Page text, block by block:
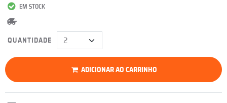
EM STOCK
QUANTIDADE
ADICIONAR AO CARRINHO